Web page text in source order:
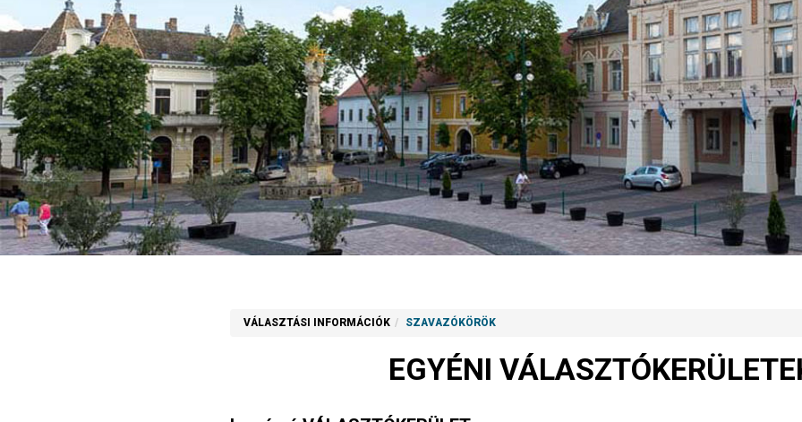
VÁLASZTÁSI INFORMÁCIÓK SZAVAZÓKÖRÖK
EGYÉNI